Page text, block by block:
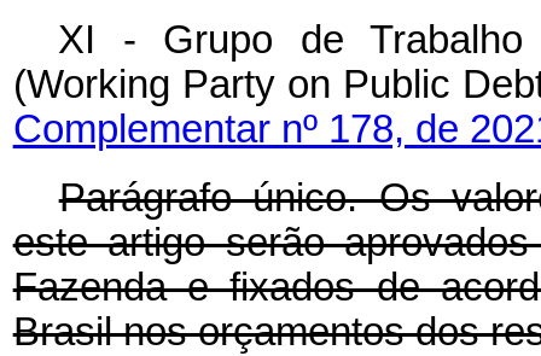
XI - Grupo de
(Working Party on Public
Complementar nº 178, de
Parágrafo único. Os
este artigo serão
Fazenda e fixados de
Brasil nos orçamentos dos